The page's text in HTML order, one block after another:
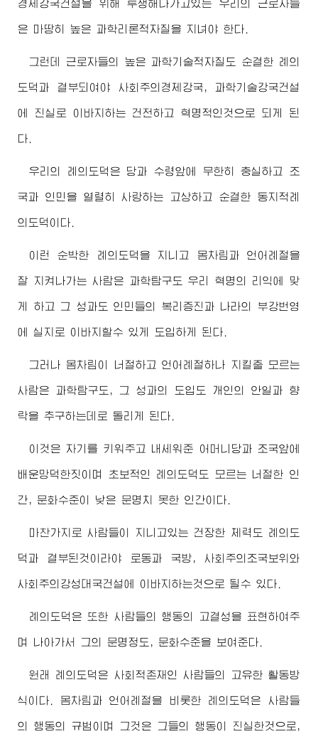
경제강국건설을 위해 투쟁해나가고있는 우리의 근로자들
은 마땅히 높은 과학리론적자질을 지녀야 한다.
그런데 근로자들의 높은 과학기술적자질도 순결한 례의
도덕과 결부되여야 사회주의경제강국, 과학기술강국건설
에 진실로 이바지하는 건전하고 혁명적인것으로 되게 된
다.
우리의 례의도덕은 당과 수령앞에 무한히 충실하고 조
국과 인민을 열렬히 사랑하는 고상하고 순결한 동지적례
의도덕이다.
이런 순박한 례의도덕을 지니고 몸차림과 언어례절을
잘 지켜나가는 사람은 과학탐구도 우리 혁명의 리익에 맞
게 하고 그 성과도 인민들의 복리증진과 나라의 부강번영
에 실지로 이바지할수 있게 도입하게 된다.
그러나 몸차림이 너절하고 언어례절하나 지킬줄 모르는
사람은 과학탐구도, 그 성과의 도입도 개인의 안일과 향
락을 추구하는데로 돌리게 된다.
이것은 자기를 키워주고 내세워준 어머니당과 조국앞에
배운망덕한짓이며 초보적인 례의도덕도 모르는 너절한 인
간, 문화수준이 낮은 문명치 못한 인간이다.
마찬가지로 사람들이 지니고있는 건장한 체력도 례의도
덕과 결부된것이라야 로동과 국방, 사회주의조국보위와
사회주의강성대국건설에 이바지하는것으로 될수 있다.
례의도덕은 또한 사람들의 행동의 고결성을 표현하여주
며 나아가서 그의 문명정도, 문화수준을 보여준다.
원래 례의도덕은 사회적존재인 사람들의 고유한 활동방
식이다. 몸차림과 언어례절을 비롯한 례의도덕은 사람들
의 행동의 규범이며 그것은 그들의 행동이 진실한것으로,